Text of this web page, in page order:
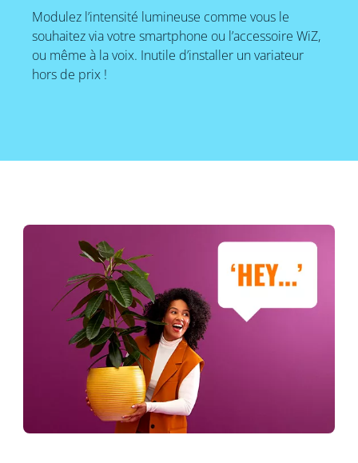
Modulez l’intensité lumineuse comme vous le
souhaitez via votre smartphone ou l’accessoire WiZ,
ou même à la voix. Inutile d’installer un variateur
hors de prix !